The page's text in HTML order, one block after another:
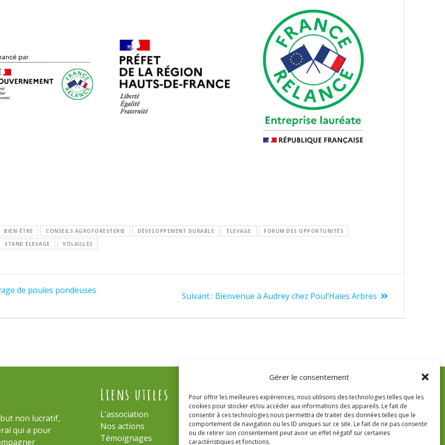
Gérer le consentement
Pour offrir les meilleures expériences, nous utilisons des technologies telles que les
cookies pour stocker et/ou accéder aux informations des appareils. Le fait de
consentir à ces technologies nous permettra de traiter des données telles que le
comportement de navigation ou les ID uniques sur ce site. Le fait de ne pas consentir
ou de retirer son consentement peut avoir un effet négatif sur certaines
caractéristiques et fonctions.
BIEN-ÊTRE CONSEILS AGROFORESTERIE DÉVELOPPEMENT DURABLE ÉLEVAGE
FORUM DES OPPORTUNITÉS
STAND ÉLEVAGE VOLAILLES
de poules pondeuses
Suivant : Bienvenue à Audrey chez Poul’Haies Arbres
non lucratif,
qui a pour
Liens utiles
L’association
Nos actions
Témoignages
Nous contacter
poulhaiesarbres@gmail.com